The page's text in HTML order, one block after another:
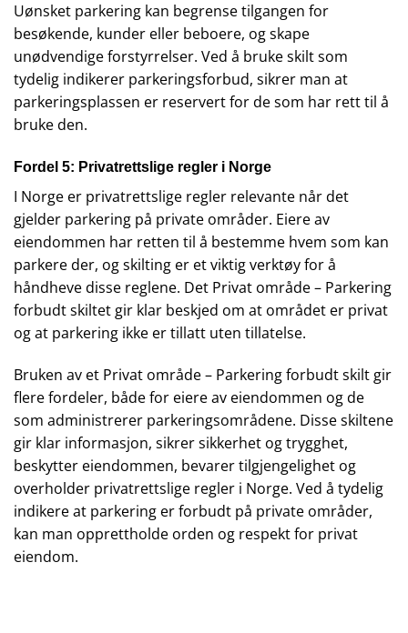
Uønsket parkering kan begrense tilgangen for
besøkende, kunder eller beboere, og skape
unødvendige forstyrrelser. Ved å bruke skilt som
tydelig indikerer parkeringsforbud, sikrer man at
parkeringsplassen er reservert for de som har rett til å
bruke den.
Fordel 5: Privatrettslige regler i Norge
I Norge er privatrettslige regler relevante når det
gjelder parkering på private områder. Eiere av
eiendommen har retten til å bestemme hvem som kan
parkere der, og skilting er et viktig verktøy for å
håndheve disse reglene. Det Privat område – Parkering
forbudt skiltet gir klar beskjed om at området er privat
og at parkering ikke er tillatt uten tillatelse.
Bruken av et Privat område – Parkering forbudt skilt gir
flere fordeler, både for eiere av eiendommen og de
som administrerer parkeringsområdene. Disse skiltene
gir klar informasjon, sikrer sikkerhet og trygghet,
beskytter eiendommen, bevarer tilgjengelighet og
overholder privatrettslige regler i Norge. Ved å tydelig
indikere at parkering er forbudt på private områder,
kan man opprettholde orden og respekt for privat
eiendom.